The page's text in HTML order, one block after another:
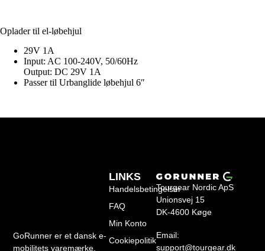
Oplader til el-løbehjul
29V 1A
Input: AC 100-240V, 50/60Hz
Output: DC 29V 1A
Passer til Urbanglide løbehjul 6″
GoRunner er et dansk e-
mobilitets varemærke,
LINKS
Handelsbetingelser
FAQ
Min Konto
Cookiepolitik
Tourgear Nordic ApS
Unionsvej 15
DK-4600 Køge
Email:
support@tourgear.dk